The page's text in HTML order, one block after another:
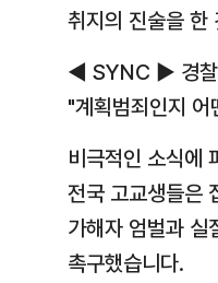
취지의 진술을 한
◀ SYNC ▶ 경찰
"계획범죄인지
비극적인 소식에
전국 고교생들은
가해자 엄벌과 실
촉구했습니다.